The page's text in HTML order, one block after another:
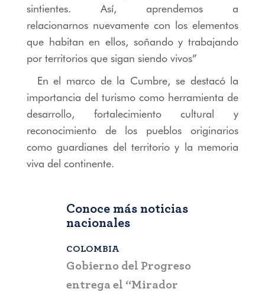
sintientes. Así, aprendemos a
relacionarnos nuevamente con los elementos
que habitan en ellos, soñando y trabajando
por territorios que sigan siendo vivos”
En el marco de la Cumbre, se destacó la
importancia del turismo como herramienta de
desarrollo, fortalecimiento cultural y
reconocimiento de los pueblos originarios
como guardianes del territorio y la memoria
viva del continente.
Conoce más noticias
nacionales
COLOMBIA
Gobierno del Progreso
entrega el “Mirador